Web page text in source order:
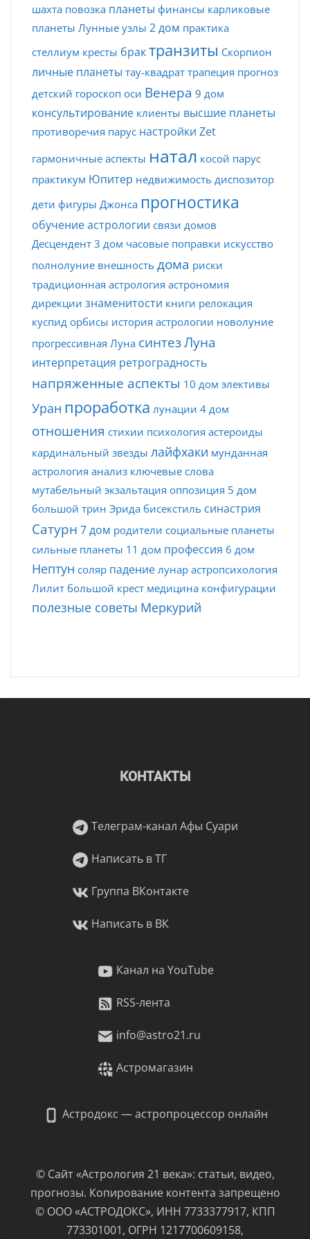
шахта повозка планеты финансы карликовые
планеты Лунные узлы 2 дом практика
стеллиум кресты брактранзиты Скорпион
личные планеты тау-квадрат трапеция прогноз
детский гороскоп оси Венера 9 дом
консультирование клиенты высшие планеты
противоречия парус настройки Zet
гармоничные аспекты натал косой парус
практикум Юпитер недвижимость диспозитор
дети фигуры Джонса прогностика
обучение астрологии связи домов
Десцендент 3 дом часовые поправки искусство
полнолуние внешность дома риски
традиционная астрология астрономия
дирекции знаменитости книги релокация
куспид орбисы история астрологии новолуние
прогрессивная Луна синтезЛуна
интерпретация ретроградность
напряженные аспекты 10 дом элективы
Уран проработка лунации 4 дом
отношения стихии психология астероиды
кардинальный звезды лайфхаки мунданная
астрология анализ ключевые слова
мутабельный экзальтация оппозиция 5 дом
большой трин Эрида бисекстиль синастрия
Сатурн 7 дом родители социальные планеты
сильные планеты 11 дом профессия 6 дом
Нептун соляр падение лунар астропсихология
Лилит большой крест медицина конфигурации
полезные советы Меркурий
КОНТАКТЫ
Телеграм-канал Афы Суари
Написать в ТГ
Группа ВКонтакте
Написать в ВК
Канал на YouTube
RSS-лента
info@astro21.ru
Астромагазин
Астродокс — астропроцессор онлайн
© Сайт «Астрология 21 века»: статьи, видео,
прогнозы. Копирование контента запрещено
© ООО «АСТРОДОКС», ИНН 7733377917, КПП
773301001, ОГРН 1217700609158,